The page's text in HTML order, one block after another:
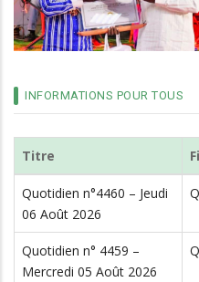
INFORMATIONS POUR TOUS
Titre
Quotidien n°4460 – Jeudi
06 Août 2026
Quotidien n° 4459 –
Mercredi 05 Août 2026